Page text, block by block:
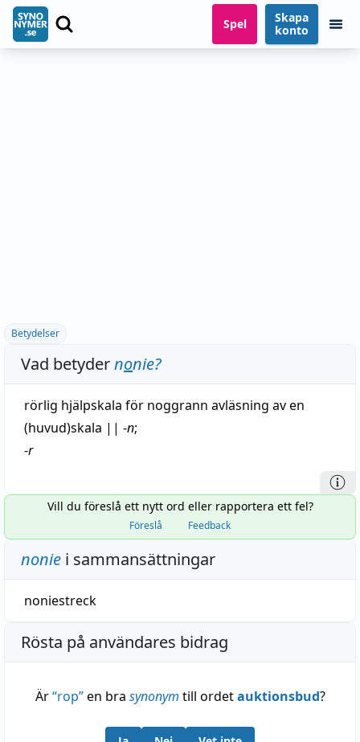
Spel
Skapa
konto
Betydelser
Vad betydernonie?
rörlig hjälpskala för noggrann avläsning av en
(huvud)skala || -n;
-r
Vill du föreslå ett nytt ord eller rapportera ett fel?
Föreslå Feedback
nonie i sammansättningar
noniestreck
Rösta på användares bidrag
Är“rop”en bra synonym till ordetauktionsbud?